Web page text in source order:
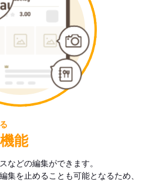
能
などの編集ができます。
集を止めることも可能となるため、